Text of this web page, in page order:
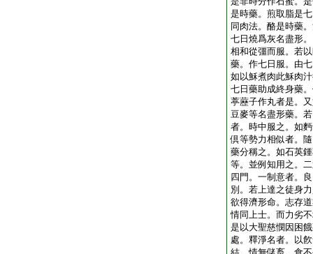
是時藥。煎取脂是
同肉法。酪是時藥
七日燒爲灰名盡形
相和從彊而服。若
藥。作七日服。由
如以穌煮肉此穌肉
七日藥助成終身藥
葶藶子作丸者是。
豆麥等名盡形藥。
者。時中服之。如
倶等勢力相似者。
藥分稱之。如石英
等。並例知用之。
四門。一制意者。
別。若上達之徒身
欲得濟形命。志存
情同上士。而力劣
是以大聖慈憫因困
處。釋淨名者。以